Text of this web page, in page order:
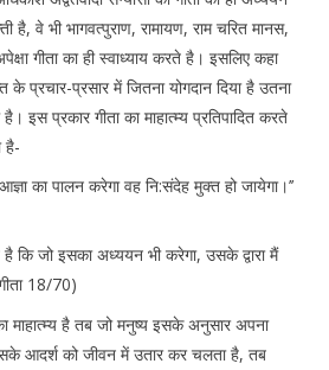
है, वे भी भागवत्पुराण, रामायण, राम चरित मानस,
गीता का ही स्वाध्याय करते है। इसलिए कहा
के प्रचार-प्रसार में जितना योगदान दिया है उतना
इस प्रकार गीता का माहात्म्य प्रतिपादित करते
है-
का पालन करेगा वह नि:संदेह मुक्त हो जायेगा।’’
कि जो इसका अध्ययन भी करेगा, उसके द्वारा मैं
18/70)
माहात्म्य है तब जो मनुष्य इसके अनुसार अपना
आदर्श को जीवन में उतार कर चलता है, तब